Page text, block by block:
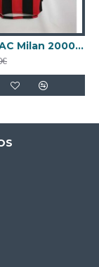
Camiseta AC Milan 2000/2001 Local Retro